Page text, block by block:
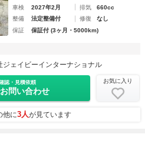
車検
2027年2月 排気
660cc
整備
法定整備付 修復
なし
保証
保証付 (3ヶ月・5000km)
ジェイビーインターナショナル
認・見積依頼
問い合わせ
お気に入り
他に3人が見ています